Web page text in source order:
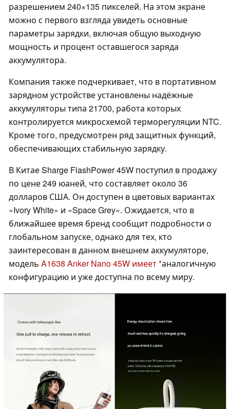
разрешением 240×135 пикселей. На этом экране
можно с первого взгляда увидеть основные
параметры зарядки, включая общую выходную
мощность и процент оставшегося заряда
аккумулятора.
Компания также подчеркивает, что в портативном
зарядном устройстве установлены надёжные
аккумуляторы типа 21700, работа которых
контролируется микросхемой терморегуляции NTC.
Кроме того, предусмотрен ряд защитных функций,
обеспечивающих стабильную зарядку.
В Китае Sharge FlashPower 45W поступил в продажу
по цене 249 юаней, что составляет около 36
долларов США. Он доступен в цветовых вариантах
«Ivory White» и «Space Grey». Ожидается, что в
ближайшее время бренд сообщит подробности о
глобальном запуске, однако для тех, кто
заинтересован в данном внешнем аккумуляторе,
модель A1638 Anker Nano 45W имеет аналогичную
конфигурацию и уже доступна по всему миру.